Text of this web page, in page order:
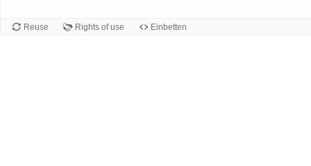
Reuse Rights of use Einbetten